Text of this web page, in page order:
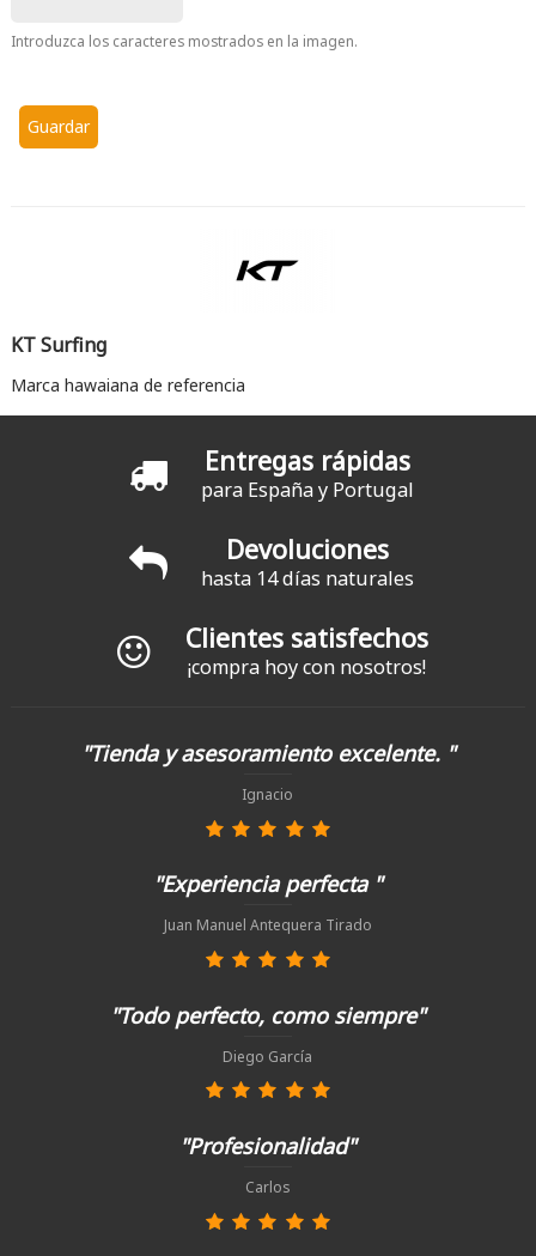
Introduzca los caracteres mostrados en la imagen.
KT Surfing
Marca hawaiana de referencia
Entregas rápidas
para España y Portugal
Devoluciones
hasta 14 días naturales
Clientes satisfechos
¡compra hoy con nosotros!
"Tienda y asesoramiento excelente. "
Ignacio
"Experiencia perfecta "
Juan Manuel Antequera Tirado
"Todo perfecto, como siempre"
Diego García
"Profesionalidad"
Carlos